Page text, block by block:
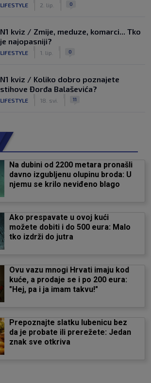
LIFESTYLE 2. lip. 0
N1 kviz / Zmije, meduze, komarci... Tko
je najopasniji?
LIFESTYLE 1. lip. 0
N1 kviz / Koliko dobro poznajete
stihove Đorđa Balaševića?
LIFESTYLE 18. svi. 11
Na dubini od 2200 metara pronašli
davno izgubljenu olupinu broda: U
njemu se krilo neviđeno blago
Ako prespavate u ovoj kući
možete dobiti i do 500 eura: Malo
tko izdrži do jutra
Ovu vazu mnogi Hrvati imaju kod
kuće, a prodaje se i po 200 eura:
"Hej, pa i ja imam takvu!"
Prepoznajte slatku lubenicu bez
da je probate ili prerežete: Jedan
znak sve otkriva